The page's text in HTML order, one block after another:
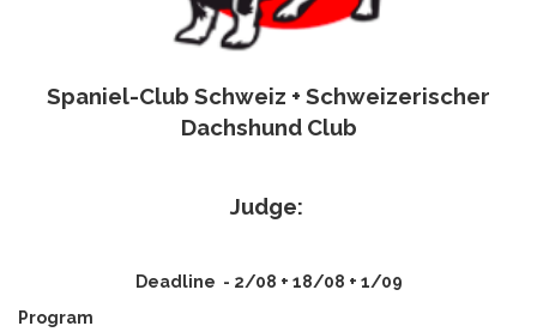
Spaniel-Club Schweiz + Schweizerischer
Dachshund Club
Judge:
Deadline - 2/08 + 18/08 + 1/09
Program